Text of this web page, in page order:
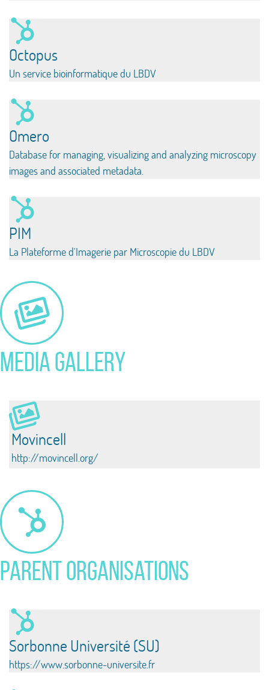
Octopus
Un service bioinformatique du LBDV
Omero
Database for managing, visualizing and analyzing microscopy
images and associated metadata.
PIM
La Plateforme d'Imagerie par Microscopie du LBDV
Media Gallery
Movincell
http://movincell.org/
Parent Organisations
Sorbonne Université (SU)
https://www.sorbonne-universite.fr